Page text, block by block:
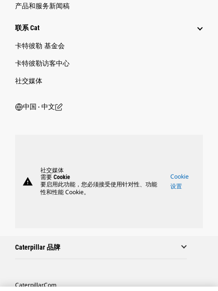
产品和服务新闻稿
联系 Cat
卡特彼勒 基金会
卡特彼勒访客中心
社交媒体
中国 ‧ 中文
warning
社交媒体
需要 Cookie
要启用此功能，您必须接受使用针对性、功能
性和性能 Cookie。
Cookie
设置
Caterpillar 品牌
Caterpillar.com